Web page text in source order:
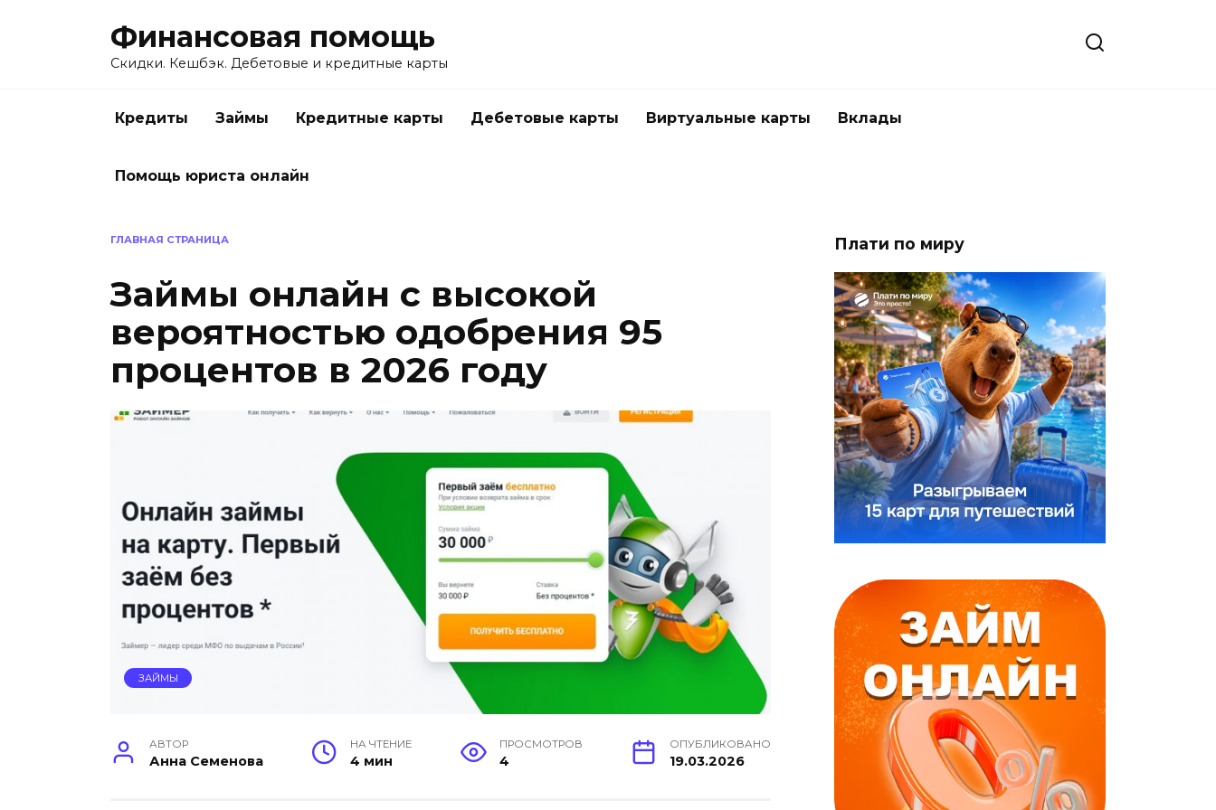
Финансовая помощь
Скидки. Кешбэк. Дебетовые и кредитные карты
Кредиты Займы Кредитные карты Дебетовые карты Виртуальные карты Вклады
Помощь юриста онлайн
ГЛАВНАЯ СТРАНИЦА
Займы онлайн с высокой
вероятностью одобрения 95
процентов в 2026 году
ЗАЙМЫ
АВТОР
Анна Семенова
НА ЧТЕНИЕ
4 мин
ПРОСМОТРОВ
4
ОПУБЛИКОВАНО
19.03.2026
Плати по миру